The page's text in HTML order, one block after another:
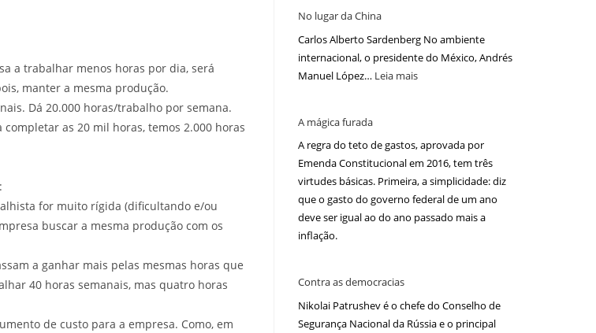
a trabalhar menos horas por dia, será
manter a mesma produção.
Dá 20.000 horas/trabalho por semana.
as 20 mil horas, temos 2.000 horas
for muito rígida (dificultando e/ou
buscar a mesma produção com os
a ganhar mais pelas mesmas horas que
40 horas semanais, mas quatro horas
de custo para a empresa. Como, em
No lugar da China
Carlos Alberto Sardenberg No ambiente
internacional, o presidente do México, Andrés
Manuel López… Leia mais
A mágica furada
A regra do teto de gastos, aprovada por
Emenda Constitucional em 2016, tem três
virtudes básicas. Primeira, a simplicidade: diz
que o gasto do governo federal de um ano
deve ser igual ao do ano passado mais a
inflação.
Contra as democracias
Nikolai Patrushev é o chefe do Conselho de
Segurança Nacional da Rússia e o principal